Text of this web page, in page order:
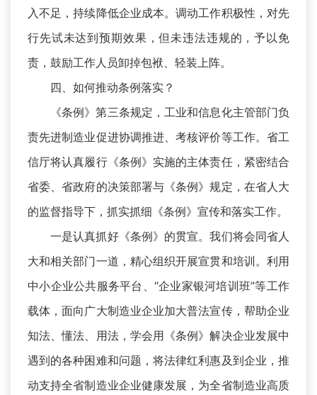
入不足，持续降低企业成本。调动工作积极性，对先
行先试未达到预期效果，但未违法违规的，予以免
责，鼓励工作人员卸掉包袱、轻装上阵。
四、如何推动条例落实？
《条例》第三条规定，工业和信息化主管部门负
责先进制造业促进协调推进、考核评价等工作。省工
信厅将认真履行《条例》实施的主体责任，紧密结合
省委、省政府的决策部署与《条例》规定，在省人大
的监督指导下，抓实抓细《条例》宣传和落实工作。
一是认真抓好《条例》的贯宣。我们将会同省人
大和相关部门一道，精心组织开展宣贯和培训。利用
中小企业公共服务平台、“企业家银河培训班”等工作
载体，面向广大制造业企业加大普法宣传，帮助企业
知法、懂法、用法，学会用《条例》解决企业发展中
遇到的各种困难和问题，将法律红利惠及到企业，推
动支持全省制造业企业健康发展，为全省制造业高质